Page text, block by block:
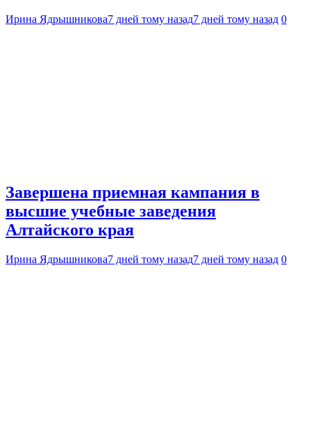
Ирина Ядрышникова7 дней тому назад7 дней тому назад 0
Завершена приемная кампания в
высшие учебные заведения
Алтайского края
Ирина Ядрышникова7 дней тому назад7 дней тому назад 0